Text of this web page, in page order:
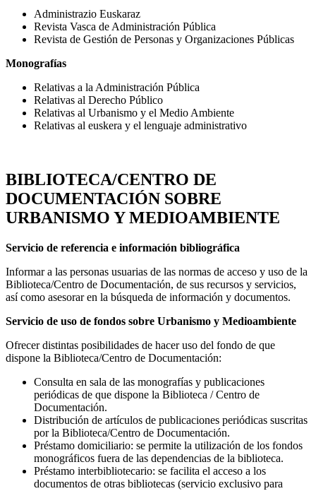
Administrazio Euskaraz
Revista Vasca de Administración Pública
Revista de Gestión de Personas y Organizaciones Públicas
Monografías
Relativas a la Administración Pública
Relativas al Derecho Público
Relativas al Urbanismo y el Medio Ambiente
Relativas al euskera y el lenguaje administrativo
BIBLIOTECA/CENTRO DE
DOCUMENTACIÓN SOBRE
URBANISMO Y MEDIOAMBIENTE
Servicio de referencia e información bibliográfica
Informar a las personas usuarias de las normas de acceso y uso de la
Biblioteca/Centro de Documentación, de sus recursos y servicios,
así como asesorar en la búsqueda de información y documentos.
Servicio de uso de fondos sobre Urbanismo y Medioambiente
Ofrecer distintas posibilidades de hacer uso del fondo de que
dispone la Biblioteca/Centro de Documentación:
Consulta en sala de las monografías y publicaciones
periódicas de que dispone la Biblioteca / Centro de
Documentación.
Distribución de artículos de publicaciones periódicas suscritas
por la Biblioteca/Centro de Documentación.
Préstamo domiciliario: se permite la utilización de los fondos
monográficos fuera de las dependencias de la biblioteca.
Préstamo interbibliotecario: se facilita el acceso a los
documentos de otras bibliotecas (servicio exclusivo para